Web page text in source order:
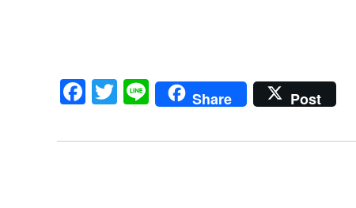
Facebook
Twitter
LineShare Post